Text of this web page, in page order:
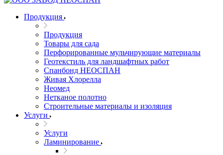
Продукция
Продукция
Товары для сада
Перфорированные мульчирующие материалы
Геотекстиль для ландшафтных работ
Спанбонд НЕОСПАН
Живая Хлорелла
Нeомед
Нетканое полотно
Строительные материалы и изоляция
Услуги
Услуги
Ламинирование